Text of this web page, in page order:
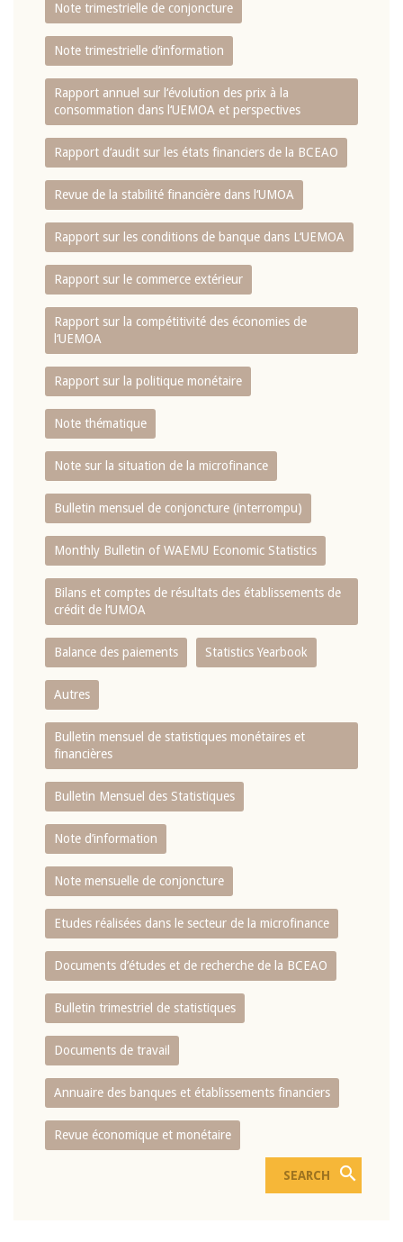
Note trimestrielle de conjoncture
Note trimestrielle d‘information
Rapport annuel sur l‘évolution des prix à la
consommation dans l‘UEMOA et perspectives
Rapport d‘audit sur les états financiers de la BCEAO
Revue de la stabilité financière dans l‘UMOA
Rapport sur les conditions de banque dans L‘UEMOA
Rapport sur le commerce extérieur
Rapport sur la compétitivité des économies de
l‘UEMOA
Rapport sur la politique monétaire
Note thématique
Note sur la situation de la microfinance
Bulletin mensuel de conjoncture (interrompu)
Monthly Bulletin of WAEMU Economic Statistics
Bilans et comptes de résultats des établissements de
crédit de l‘UMOA
Balance des paiements Statistics Yearbook
Autres
Bulletin mensuel de statistiques monétaires et
financières
Bulletin Mensuel des Statistiques
Note d’information
Note mensuelle de conjoncture
Etudes réalisées dans le secteur de la microfinance
Documents d’études et de recherche de la BCEAO
Bulletin trimestriel de statistiques
Documents de travail
Annuaire des banques et établissements financiers
Revue économique et monétaire